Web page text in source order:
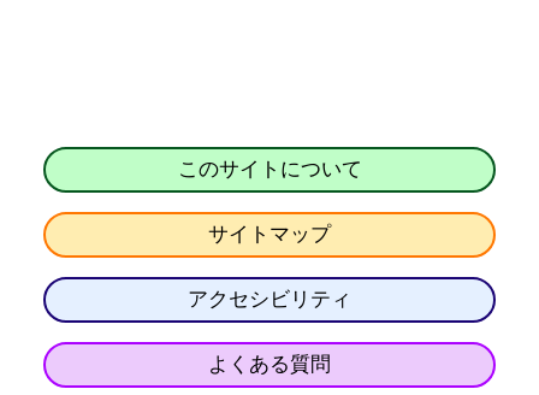
このサイトについて
サイトマップ
アクセシビリティ
よくある質問